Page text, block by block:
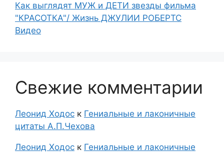
Как выглядят МУЖ и ДЕТИ звезды фильма
"КРАСОТКА"/ Жизнь ДЖУЛИИ РОБЕРТС
Видео
Свежие комментарии
Леонид Ходос к Гениальные и лаконичные
цитаты А.П.Чехова
Леонид Ходос к Гениальные и лаконичные